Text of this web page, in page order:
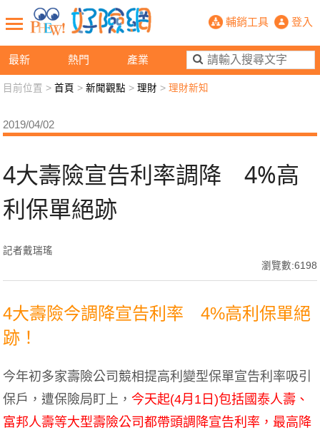
最新 熱門 產業
4大壽險宣告利率調降 4%高利保
輔銷工具 登入
新聞觀點 業務交流 好險懂生活
退休先準備 好險學堂 輔銷工具 活動專區
目前位置 >首頁 >新聞觀點 >理財 >理財新知
2019/04/02
4大壽險宣告利率調降 4%高
利保單絕跡
記者戴瑞瑤
瀏覽數:6198
4大壽險今調降宣告利率 4%高利保單絕
跡！
今年初多家壽險公司競相提高利變型保單宣告利率吸引
保戶，遭保險局盯上， 今天起(4月1日)包括國泰人壽、
富邦人壽等大型壽險公司都帶頭調降宣告利率，最高降